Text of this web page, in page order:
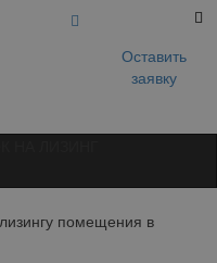
Оставить
заявку
помещения в